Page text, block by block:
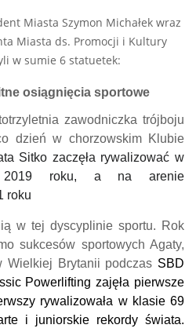
Miasta Szymon Michałek wraz
Miasta ds. Promocji i Kultury
w sumie 6 statuetek:
osiągnięcia sportowe
zawodniczka trójboju
dzień w chorzowskim Klubie
Sitko zaczęła rywalizować w
2019 roku, a na arenie
roku
w tej dyscyplinie sportu. Rok
sukcesów sportowych Agaty,
Wielkiej Brytanii podczas SBD
Powerlifting zajęła pierwsze
rywalizowała w klasie 69
i juniorskie rekordy świata.